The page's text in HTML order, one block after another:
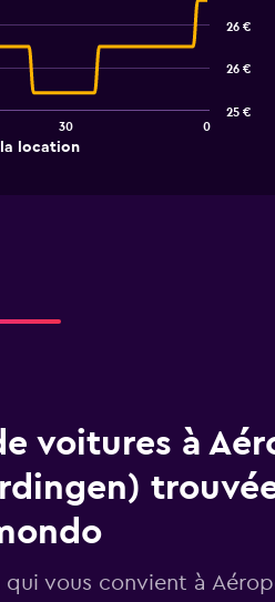
location
30 0
25 €
26 €
26 €
voitures à
vous convient à